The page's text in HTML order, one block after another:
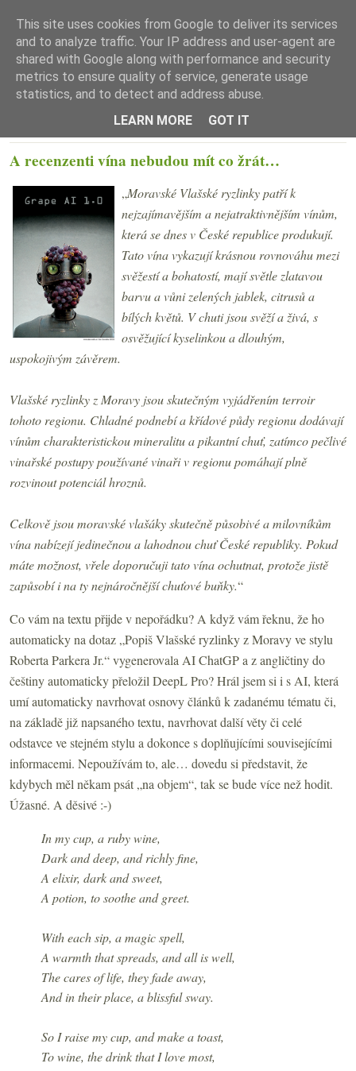
☰ Menu
A recenzenti vína nebudou mít co žrát…
„Moravské Vlašské ryzlinky patří k
nejzajímavějším a nejatraktivnějším vínům,
která se dnes v České republice produkují.
Tato vína vykazují krásnou rovnováhu mezi
svěžestí a bohatostí, mají světle zlatavou
barvu a vůni zelených jablek, citrusů a
bílých květů. V chuti jsou svěží a živá, s
osvěžující kyselinkou a dlouhým,
uspokojivým závěrem.
Vlašské ryzlinky z Moravy jsou skutečným vyjádřením terroir
tohoto regionu. Chladné podnebí a křídové půdy regionu dodávají
vínům charakteristickou mineralitu a pikantní chuť, zatímco pečlivé
vinařské postupy používané vinaři v regionu pomáhají plně
rozvinout potenciál hroznů.
Celkově jsou moravské vlašáky skutečně působivé a milovníkům
vína nabízejí jedinečnou a lahodnou chuť České republiky. Pokud
máte možnost, vřele doporučuji tato vína ochutnat, protože jistě
zapůsobí i na ty nejnáročnější chuťové buňky.“
Co vám na textu přijde v nepořádku? A když vám řeknu, že ho
automaticky na dotaz „Popiš Vlašské ryzlinky z Moravy ve stylu
Roberta Parkera Jr.“ vygenerovala AI ChatGP a z angličtiny do
češtiny automaticky přeložil DeepL Pro? Hrál jsem si i s AI, která
umí automaticky navrhovat osnovy článků k zadanému tématu či,
na základě již napsaného textu, navrhovat další věty či celé
odstavce ve stejném stylu a dokonce s doplňujícími souvisejícími
informacemi. Nepoužívám to, ale… dovedu si představit, že
kdybych měl někam psát „na objem“, tak se bude více než hodit.
Úžasné. A děsivé :-)
In my cup, a ruby wine,
Dark and deep, and richly fine,
A elixir, dark and sweet,
A potion, to soothe and greet.
With each sip, a magic spell,
A warmth that spreads, and all is well,
The cares of life, they fade away,
And in their place, a blissful sway.
So I raise my cup, and make a toast,
To wine, the drink that I love most,
This site uses cookies from Google to deliver its services
and to analyze traffic. Your IP address and user-agent are
shared with Google along with performance and security
metrics to ensure quality of service, generate usage
statistics, and to detect and address abuse.
LEARN MORE
GOT IT